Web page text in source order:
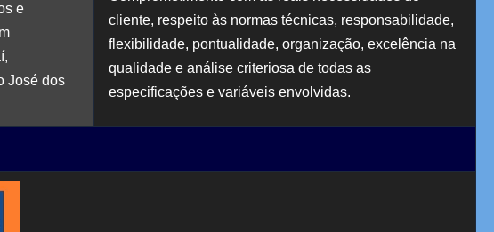
e
José dos
cliente, respeito às normas técnicas, responsabilidade,
flexibilidade, pontualidade, organização, excelência na
qualidade e análise criteriosa de todas as
especificações e variáveis envolvidas.